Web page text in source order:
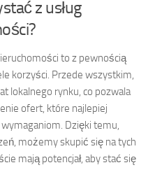
z usług
to z pewnością
korzyści. Przede wszystkim,
lokalnego rynku, co pozwala
ofert, które najlepiej
Dzięki temu,
możemy skupić się na tych
mają potencjał, aby stać się